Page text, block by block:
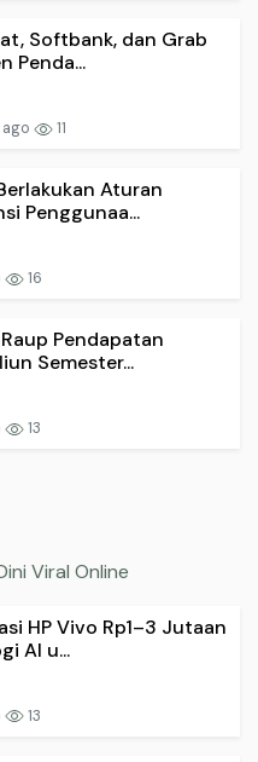
Softbank, dan Grab
Penda...
11
Aturan
Penggunaa...
16
Pendapatan
Semester...
13
Viral Online
HP Vivo Rp1–3 Jutaan
AI u...
13